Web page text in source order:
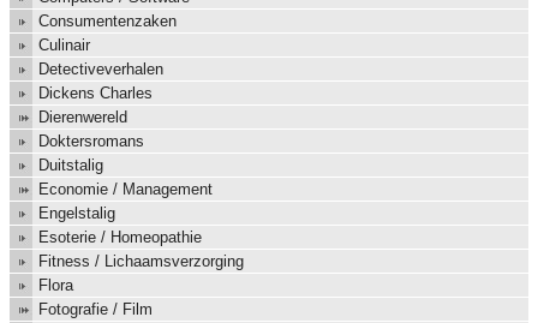
Consumentenzaken
Culinair
Detectiveverhalen
Dickens Charles
Dierenwereld
Doktersromans
Duitstalig
Economie / Management
Engelstalig
Esoterie / Homeopathie
Fitness / Lichaamsverzorging
Flora
Fotografie / Film